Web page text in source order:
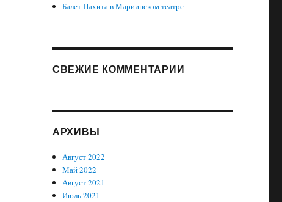
Балет Пахита в Мариинском театре
СВЕЖИЕ КОММЕНТАРИИ
АРХИВЫ
Август 2022
Май 2022
Август 2021
Июль 2021